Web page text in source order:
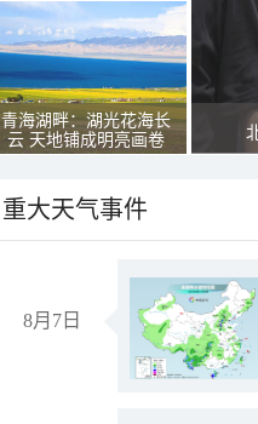
青海湖畔：湖光花海长
云 天地铺成明亮画卷
重大天气事件
8月7日